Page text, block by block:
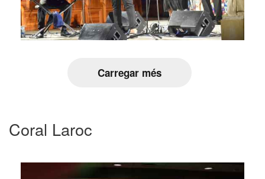
Carregar més
Coral Laroc